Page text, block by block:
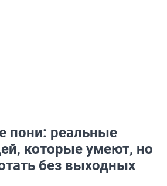
пони: реальные
которые умеют, но
без выходных